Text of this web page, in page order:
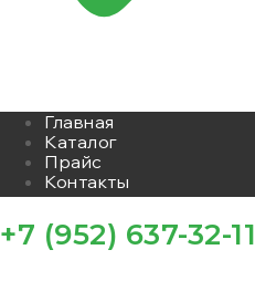
Главная
Каталог
Прайс
Контакты
+7 (952) 637-32-11